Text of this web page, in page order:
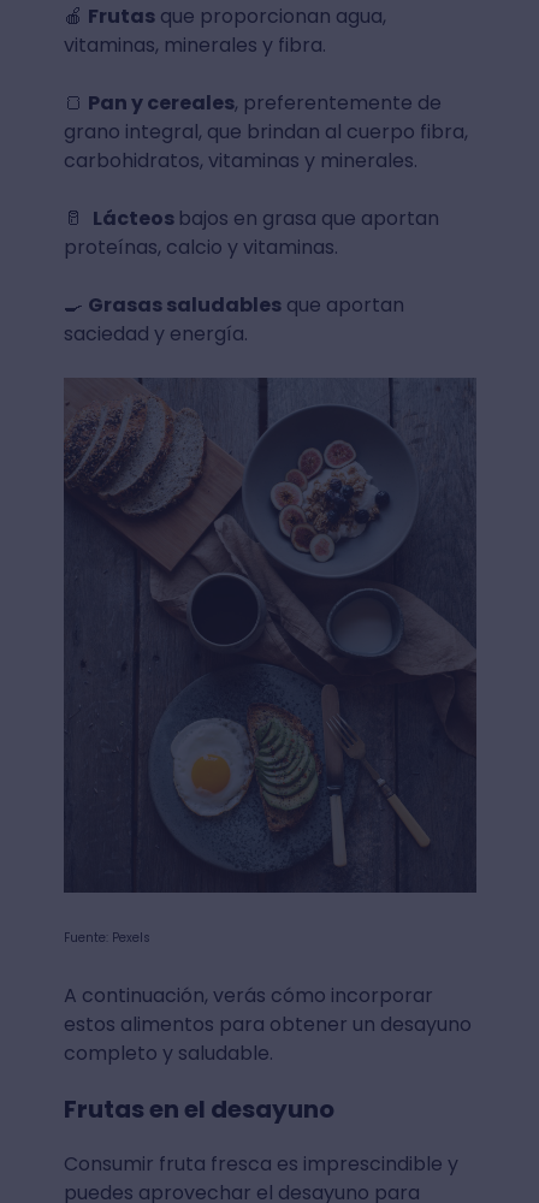
🍎 Frutasque proporcionan agua,
vitaminas, minerales y fibra.
🍞 Pan y cereales, preferentemente de
grano integral, que brindan al cuerpo fibra,
carbohidratos, vitaminas y minerales.
🥛 Lácteos bajos en grasa que aportan
proteínas, calcio y vitaminas.
🍳 Grasas saludablesque aportan
saciedad y energía.
Fuente: Pexels
A continuación, verás cómo incorporar
estos alimentos para obtener un desayuno
completo y saludable.
Frutas en el desayuno
Consumir fruta fresca es imprescindible y
puedes aprovechar el desayuno para